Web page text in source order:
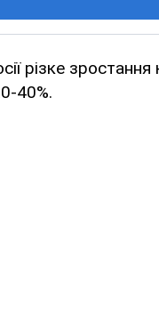
різке
40%.